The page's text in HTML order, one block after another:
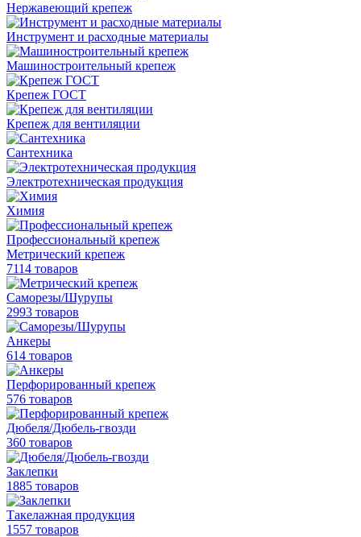
Нержавеющий крепеж
Инструмент и расходные материалы
Машиностроительный крепеж
Крепеж ГОСТ
Крепеж для вентиляции
Сантехника
Электротехническая продукция
Химия
Профессиональный крепеж
Метрический крепеж
7114 товаров
Саморезы/Шурупы
2993 товаров
Анкеры
614 товаров
Перфорированный крепеж
576 товаров
Дюбеля/Дюбель-гвозди
360 товаров
Заклепки
1885 товаров
Такелажная продукция
1557 товаров